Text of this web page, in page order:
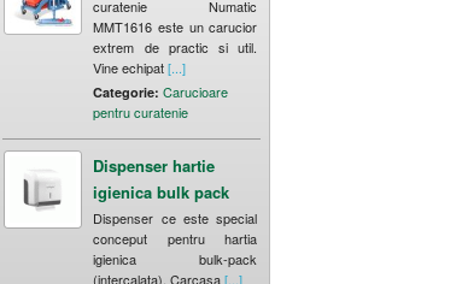
curatenie Numatic
MMT1616 este un carucior
extrem de practic si util.
Vine echipat[...]
Categorie: Carucioare
pentru curatenie
Dispenser hartie
igienica bulk pack
Dispenser ce este special
conceput pentru hartia
igienica bulk-pack
(intercalata). Carcasa[...]